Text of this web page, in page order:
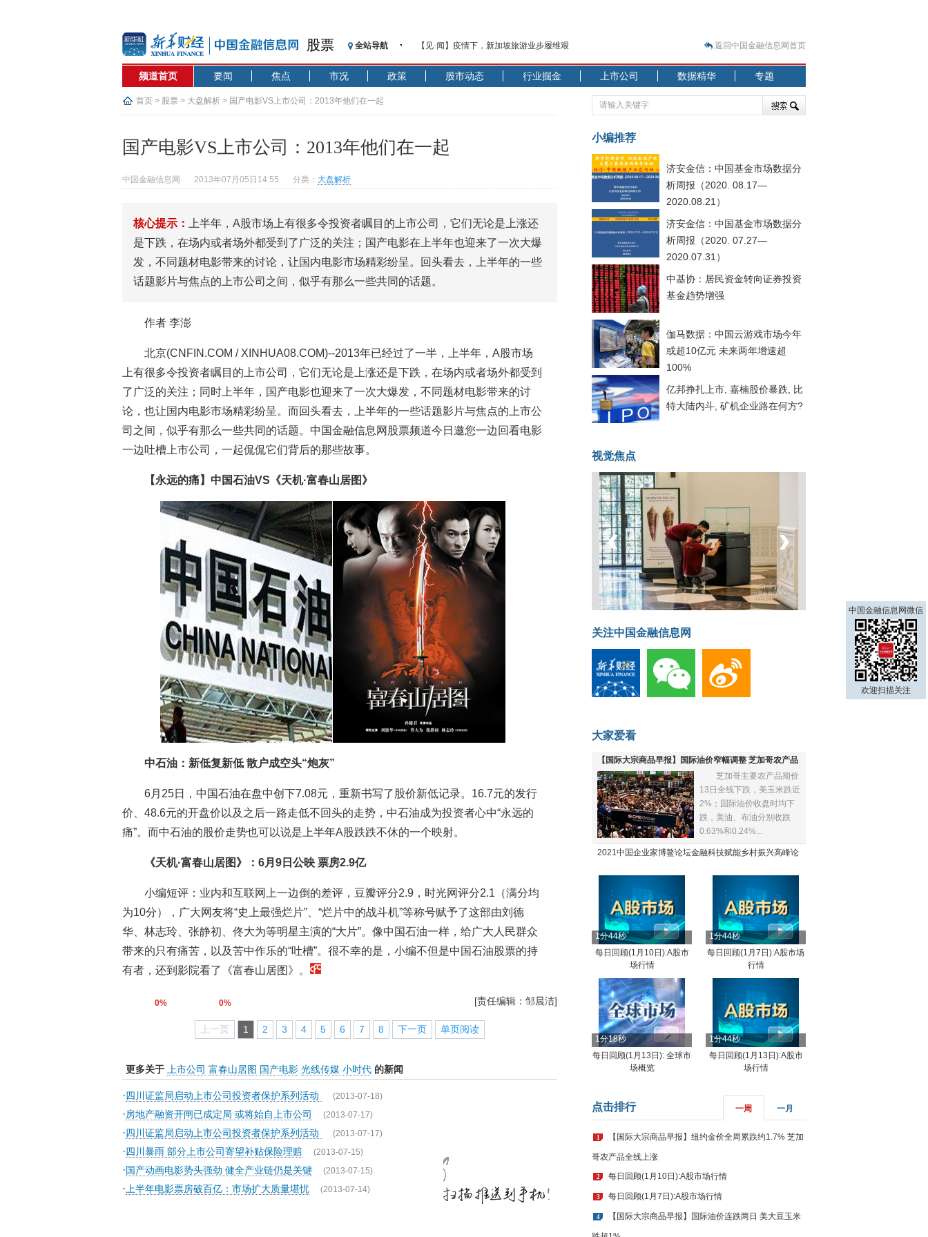
股票 全站导航
【见·闻】疫情下，新加坡旅游业步履维艰
记者手记：疫情下的香港零售业如何浴火重生？
【见·闻】疫情下一家香港传统零售商的转型突围之旅
济安金信：中国基金市场数据分析周报（2020. 07.27—2020.07.31）
【新华财经调查】同业存单、结构性存款玩起“跷跷板” 结构性失衡藏
央行公开市场净投放300亿元 短端资金利率明显下行
基本面及股市双轮冲击 债市回调十年期债表现最弱
沥青期货连续两日涨逾3% 沪银及两粕涨势喜人
恒生聚源：北斗收官之星发射成功，全产业链解析
济安金信：中国基金市场数据分析周报（2020. 08.17—2020.08.21）
返回中国金融信息网首页
频道首页 要闻 焦点 市况 政策 股市动态 行业掘金 上市公司 数据精华 专题
首页 > 股票 > 大盘解析 > 国产电影VS上市公司：2013年他们在一起
国产电影VS上市公司：2013年他们在一起
中国金融信息网 2013年07月05日14:55 分类： 大盘解析
核心提示：
上半年，A股市场上有很多令投资者瞩目的上市公司，它们无论是上涨还
是下跌，在场内或者场外都受到了广泛的关注；国产电影在上半年也迎来了一次大爆
发，不同题材电影带来的讨论，让国内电影市场精彩纷呈。回头看去，上半年的一些
话题影片与焦点的上市公司之间，似乎有那么一些共同的话题。
作者 李澎
北京(CNFIN.COM / XINHUA08.COM)--2013年已经过了一半，上半年，A股市场
上有很多令投资者瞩目的上市公司，它们无论是上涨还是下跌，在场内或者场外都受到
了广泛的关注；同时上半年，国产电影也迎来了一次大爆发，不同题材电影带来的讨
论，也让国内电影市场精彩纷呈。而回头看去，上半年的一些话题影片与焦点的上市公
司之间，似乎有那么一些共同的话题。中国金融信息网股票频道今日邀您一边回看电影
一边吐槽上市公司，一起侃侃它们背后的那些故事。
【永远的痛】中国石油VS《天机·富春山居图》
中石油：新低复新低 散户成空头“炮灰”
6月25日，中国石油在盘中创下7.08元，重新书写了股价新低记录。16.7元的发行
价、48.6元的开盘价以及之后一路走低不回头的走势，中石油成为投资者心中“永远的
痛”。而中石油的股价走势也可以说是上半年A股跌跌不休的一个映射。
《天机·富春山居图》 ：6月9日公映 票房2.9亿
小编短评：业内和互联网上一边倒的差评，豆瓣评分2.9，时光网评分2.1（满分均
为10分），广大网友将“史上最强烂片”、“烂片中的战斗机”等称号赋予了这部由刘德
华、林志玲、张静初、佟大为等明星主演的“大片”。像中国石油一样，给广大人民群众
带来的只有痛苦，以及苦中作乐的“吐槽”。很不幸的是，小编不但是中国石油股票的持
有者，还到影院看了《富春山居图》。
0% 0% [责任编辑：邹晨洁]
上一页 1 2 3 4 5 6 7 8 下一页 单页阅读
更多关于 上市公司 富春山居图 国产电影 光线传媒 小时代 的新闻
·四川证监局启动上市公司投资者保护系列活动 (2013-07-18)
·房地产融资开闸已成定局 或将始自上市公司 (2013-07-17)
·四川证监局启动上市公司投资者保护系列活动 (2013-07-17)
·四川暴雨 部分上市公司寄望补贴保险理赔 (2013-07-15)
·国产动画电影势头强劲 健全产业链仍是关键 (2013-07-15)
· 上半年电影票房破百亿：市场扩大质量堪忧 (2013-07-14)
小编推荐
济安金信：中国基金市场数据分
析周报（2020. 08.17—
2020.08.21）
济安金信：中国基金市场数据分
析周报（2020. 07.27—
2020.07.31）
中基协：居民资金转向证券投资
基金趋势增强
伽马数据：中国云游戏市场今年
或超10亿元 未来两年增速超
100%
亿邦挣扎上市, 嘉楠股价暴跌, 比
特大陆内斗, 矿机企业路在何方?
视觉焦点
菲律宾：防疫降级
‹ ›
关注中国金融信息网
大家爱看
【国际大宗商品早报】国际油价窄幅调整 芝加哥农产品
全线下跌
芝加哥主要农产品期价
13日全线下跌，美玉米跌近
2%；国际油价收盘时均下
跌，美油、布油分别收跌
0.63%和0.24%...
2021中国企业家博鳌论坛金融科技赋能乡村振兴高峰论
1分44秒
每日回顾(1月10日):A股市
场行情
1分44秒
每日回顾(1月7日):A股市场
行情
1分18秒
每日回顾(1月13日): 全球市
场概览
1分44秒
每日回顾(1月13日):A股市
场行情
点击排行 一周 一月
1 【国际大宗商品早报】纽约金价全周累跌约1.7% 芝加
哥农产品全线上涨
2 每日回顾(1月10日):A股市场行情
3 每日回顾(1月7日):A股市场行情
4 【国际大宗商品早报】国际油价连跌两日 美大豆玉米
中国金融信息网微信
欢迎扫描关注